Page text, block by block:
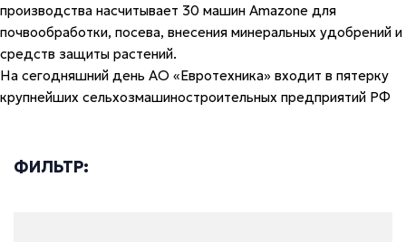
производства насчитывает 30 машин Amazone для
почвообработки, посева, внесения минеральных удобрений и
средств защиты растений.
На сегодняшний день АО «Евротехника» входит в пятерку
крупнейших сельхозмашиностроительных предприятий РФ
ФИЛЬТР: